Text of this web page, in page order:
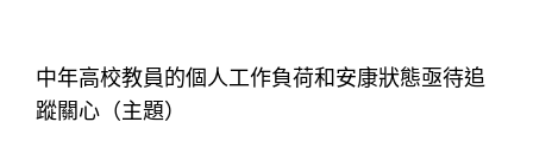
中年高校教員的個人工作負荷和安康狀態亟待追
蹤關心（主題）